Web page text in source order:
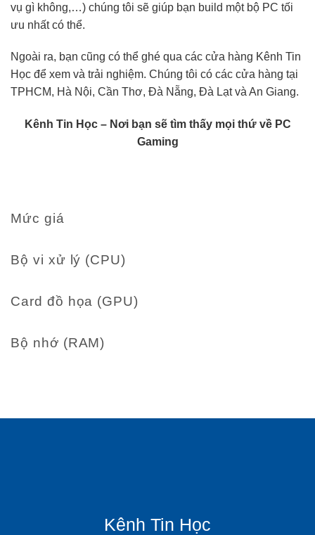
vụ gì không,…) chúng tôi sẽ giúp bạn build một bộ PC tối
ưu nhất có thể.
Ngoài ra, bạn cũng có thể ghé qua các cửa hàng Kênh Tin
Học để xem và trải nghiệm. Chúng tôi có các cửa hàng tại
TPHCM, Hà Nội, Cần Thơ, Đà Nẵng, Đà Lạt và An Giang.
Kênh Tin Học – Nơi bạn sẽ tìm thấy mọi thứ về PC
Gaming
Mức giá
Bộ vi xử lý (CPU)
Card đồ họa (GPU)
Bộ nhớ (RAM)
Kênh Tin Học